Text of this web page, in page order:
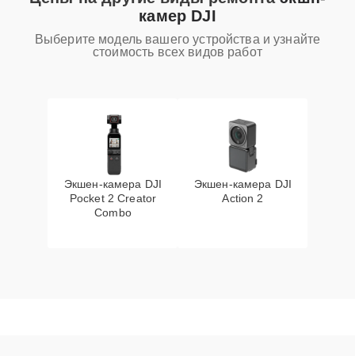
камер DJI
Выберите модель вашего устройства и узнайте
стоимость всех видов работ
Экшен-камера DJI
Pocket 2 Creator
Combo
Экшен-камера DJI
Action 2